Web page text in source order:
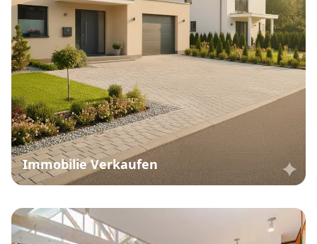
Immobilie Verkaufen